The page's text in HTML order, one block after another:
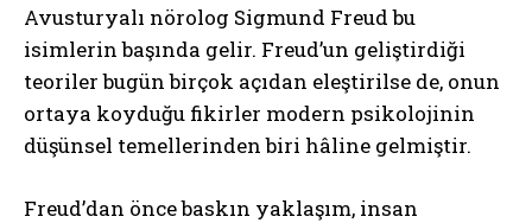
Avusturyalı nörolog Sigmund Freud bu
isimlerin başında gelir. Freud’un geliştirdiği
teoriler bugün birçok açıdan eleştirilse de, onun
ortaya koyduğu fikirler modern psikolojinin
düşünsel temellerinden biri hâline gelmiştir.
Freud’dan önce baskın yaklaşım, insan